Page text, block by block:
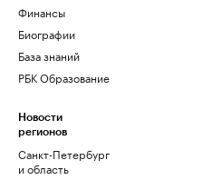
Финансы
Биографии
База знаний
РБК Образование
Новости
регионов
Санкт-Петербург
и область